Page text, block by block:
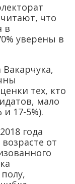
что
в
уверены в
Вакарчука,
тех, кто
мало
17-5%).
года
от